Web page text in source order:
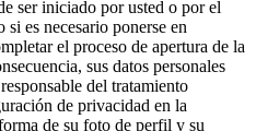
ser iniciado por usted o por el
si es necesario ponerse en
el proceso de apertura de la
sus datos personales
del tratamiento
de privacidad en la
de su foto de perfil y su